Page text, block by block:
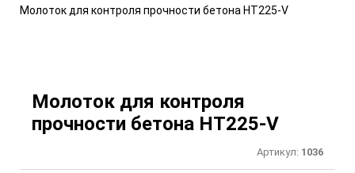
Молоток для контроля прочности бетона HT225-V
Молоток для контроля
прочности бетона HT225-V
Артикул: 1036